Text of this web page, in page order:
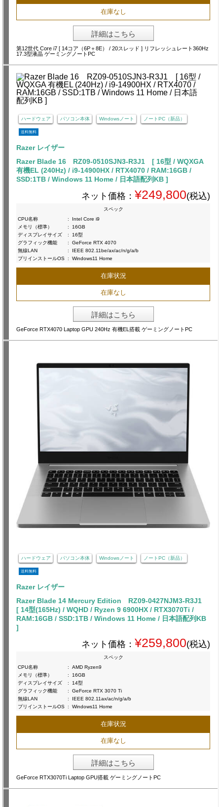
在庫なし
詳細はこちら
第12世代 Core i7 [ 14コア（6P＋8E） / 20スレッド ] リフレッシュレート360Hz
17.3型液晶 ゲーミングノートPC
ハードウェア パソコン本体 Windowsノート ノートPC（新品）
送料無料
Razer レイザー
Razer Blade 16 RZ09-0510SJN3-R3J1 [ 16型 / WQXGA
有機EL (240Hz) / i9-14900HX / RTX4070 / RAM:16GB /
SSD:1TB / Windows 11 Home / 日本語配列KB ]
ネット価格： ¥249,800(税込)
スペック
CPU名称
:
Intel Core i9
メモリ（標準）
:
16GB
ディスプレイサイズ
:
16型
グラフィック機能
:
GeForce RTX 4070
無線LAN
:
IEEE 802.11be/ax/ac/n/g/a/b
プリインストールOS : Windows11 Home
在庫状況
在庫なし
詳細はこちら
GeForce RTX4070 Laptop GPU 240Hz 有機EL搭載 ゲーミングノートPC
ハードウェア パソコン本体 Windowsノート ノートPC（新品）
送料無料
Razer レイザー
Razer Blade 14 Mercury Edition RZ09-0427NJM3-R3J1
[ 14型(165Hz) / WQHD / Ryzen 9 6900HX / RTX3070Ti /
RAM:16GB / SSD:1TB / Windows 11 Home / 日本語配列KB
]
ネット価格： ¥259,800(税込)
スペック
CPU名称
:
AMD Ryzen9
メモリ（標準）
:
16GB
ディスプレイサイズ
:
14型
グラフィック機能
:
GeForce RTX 3070 Ti
無線LAN
:
IEEE 802.11ax/ac/n/g/a/b
プリインストールOS : Windows11 Home
在庫状況
在庫なし
詳細はこちら
GeForce RTX3070Ti Laptop GPU搭載 ゲーミングノートPC